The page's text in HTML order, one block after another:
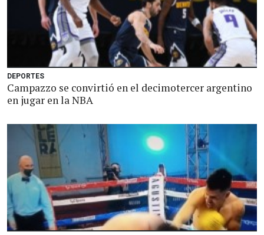
DEPORTES
Campazzo se convirtió en el decimotercer argentino
en jugar en la NBA